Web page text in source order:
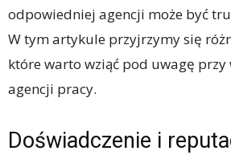
odpowiedniej agencji może być
W tym artykule przyjrzymy się
które warto wziąć pod uwagę przy
agencji pracy.
Doświadczenie i